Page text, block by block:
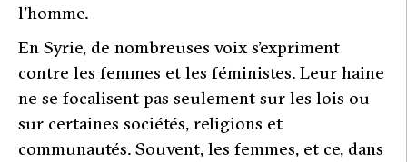
l’homme.
En Syrie, de nombreuses voix s’expriment
contre les femmes et les féministes. Leur haine
ne se focalisent pas seulement sur les lois ou
sur certaines sociétés, religions et
communautés. Souvent, les femmes, et ce, dans